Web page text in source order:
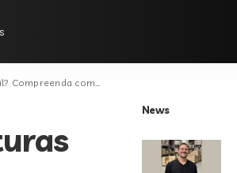
Passos Varjão Bomfim
News